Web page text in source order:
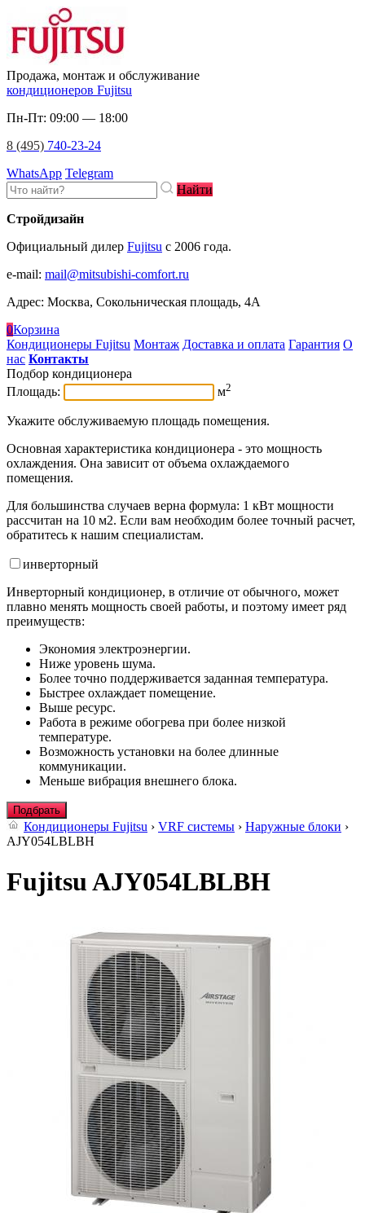
Продажа, монтаж и обслуживание
кондиционеров Fujitsu
Пн-Пт: 09:00 — 18:00
8 (495) 740-23-24
WhatsApp Telegram
Найти
Стройдизайн
Официальный дилер Fujitsu c 2006 года.
e-mail: mail@mitsubishi-comfort.ru
Адрес: Москва, Сокольническая площадь, 4А
0Корзина
Кондиционеры Fujitsu Монтаж Доставка и оплата Гарантия О
нас Контакты
Подбор кондиционера
Площадь:
м2
Укажите обслуживаемую площадь помещения.
Основная характеристика кондиционера - это мощность
охлаждения. Она зависит от объема охлаждаемого
помещения.
Для большинства случаев верна формула: 1 кВт мощности
рассчитан на 10 м2. Если вам необходим более точный расчет,
обратитесь к нашим специалистам.
инверторный
Инверторный кондиционер, в отличие от обычного, может
плавно менять мощность своей работы, и поэтому имеет ряд
преимуществ:
Экономия электроэнергии.
Ниже уровень шума.
Более точно поддерживается заданная температура.
Быстрее охлаждает помещение.
Выше ресурс.
Работа в режиме обогрева при более низкой
температуре.
Возможность установки на более длинные
коммуникации.
Меньше вибрация внешнего блока.
Подбрать
Кондиционеры Fujitsu › VRF системы › Наружные блоки ›
AJY054LBLBH
Fujitsu AJY054LBLBH